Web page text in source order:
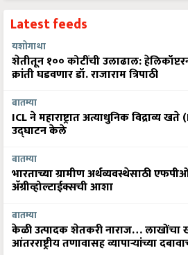
Latest feeds
यशोगाथा
शेतीतून १०० कोटींची उलाढाल:
क्रांती घडवणार डॉ. राजाराम त्रिपाठी
बातम्या
ICL ने महाराष्ट्रात अत्याधुनिक विद्राव्य
उद्घाटन केले
बातम्या
भारताच्या ग्रामीण अर्थव्यवस्थेसाठी
अ‍ॅग्रीव्होल्टाईक्सची आशा
बातम्या
केळी उत्पादक शेतकरी नाराज… लाखोंचा
आंतरराष्ट्रीय तणावासह व्यापाऱ्यांच्या